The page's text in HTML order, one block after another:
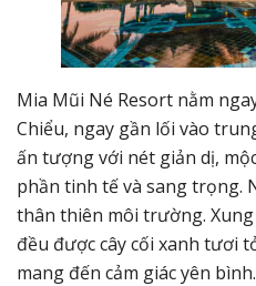
Mia Mũi Né Resort nằm
Chiểu, ngay gần lối vào
ấn tượng với nét giản dị,
phần tinh tế và sang trọng.
thân thiên môi trường.
đều được cây cối xanh tươi
mang đến cảm giác yên